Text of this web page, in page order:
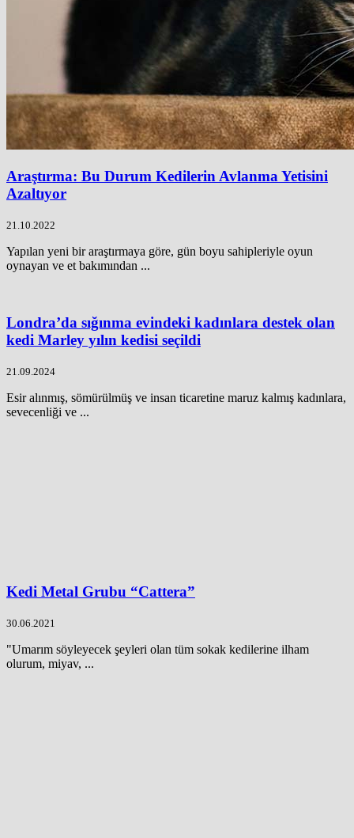
Araştırma: Bu Durum Kedilerin Avlanma Yetisini
Azaltıyor
21.10.2022
Yapılan yeni bir araştırmaya göre, gün boyu sahipleriyle oyun
oynayan ve et bakımından ...
Londra’da sığınma evindeki kadınlara destek olan
kedi Marley yılın kedisi seçildi
21.09.2024
Esir alınmış, sömürülmüş ve insan ticaretine maruz kalmış kadınlara,
sevecenliği ve ...
Kedi Metal Grubu “Cattera”
30.06.2021
"Umarım söyleyecek şeyleri olan tüm sokak kedilerine ilham
olurum, miyav, ...